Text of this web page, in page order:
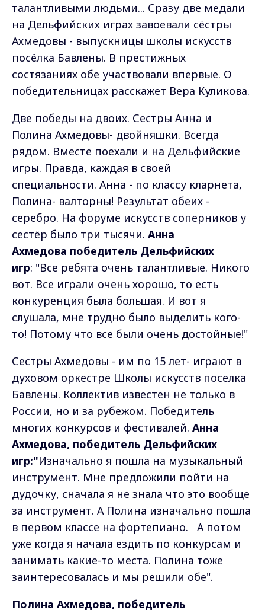
талантливыми людьми... Сразу две медали
на Дельфийских играх завоевали сёстры
Ахмедовы - выпускницы школы искусств
посёлка Бавлены. В престижных
состязаниях обе участвовали впервые. О
победительницах расскажет Вера Куликова.
Две победы на двоих. Сестры Анна и
Полина Ахмедовы- двойняшки. Всегда
рядом. Вместе поехали и на Дельфийские
игры. Правда, каждая в своей
специальности. Анна - по классу кларнета,
Полина- валторны! Результат обеих -
серебро. На форуме искусств соперников у
сестёр было три тысячи. Анна
Ахмедова победитель Дельфийских
игр: "Все ребята очень талантливые. Никого
вот. Все играли очень хорошо, то есть
конкуренция была большая. И вот я
слушала, мне трудно было выделить кого-
то! Потому что все были очень достойные!"
Сестры Ахмедовы - им по 15 лет- играют в
духовом оркестре Школы искусств поселка
Бавлены. Коллектив известен не только в
России, но и за рубежом. Победитель
многих конкурсов и фестивалей. Анна
Ахмедова, победитель Дельфийских
игр:"Изначально я пошла на музыкальный
инструмент. Мне предложили пойти на
дудочку, сначала я не знала что это вообще
за инструмент. А Полина изначально пошла
в первом классе на фортепиано. А потом
уже когда я начала ездить по конкурсам и
занимать какие-то места. Полина тоже
заинтересовалась и мы решили обе".
Полина Ахмедова, победитель